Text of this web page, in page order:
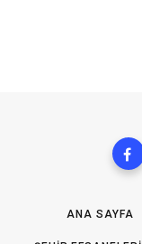
ANA SAYFA